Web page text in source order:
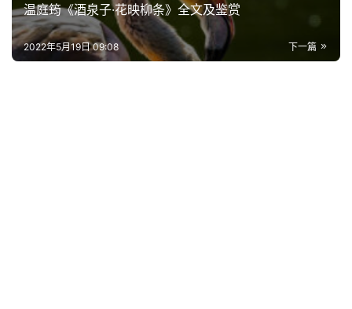
其
他
温庭筠《酒泉子·花映柳条》全文及鉴赏
下一篇
2022年5月19日 09:08